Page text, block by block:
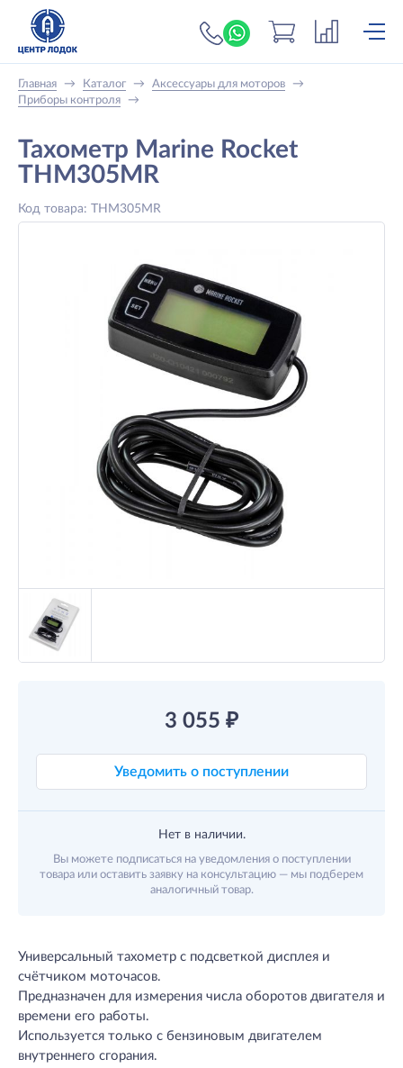
+7 (919) 698-56-
Главная → Каталог → Аксессуары для моторов
→
Приборы контроля
→
Тахометр Marine Rocket
THM305MR
Код товара: THM305MR
3 055 ₽
Уведомить о поступлении
Нет в наличии.
Вы можете подписаться на уведомления о поступлении
товара или оставить заявку на консультацию — мы подберем
аналогичный товар.
Универсальный тахометр с подсветкой дисплея и
счётчиком моточасов.
Предназначен для измерения числа оборотов двигателя и
времени его работы.
Используется только с бензиновым двигателем
внутреннего сгорания.